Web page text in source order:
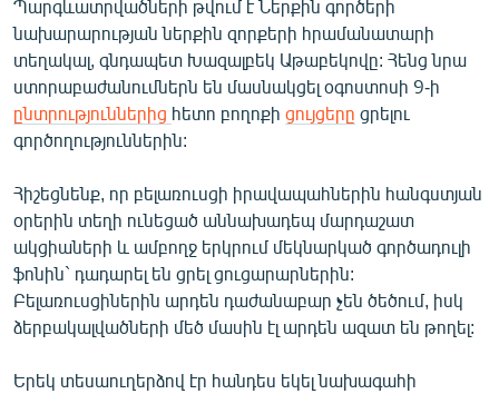
Պարգևատրվածների թվում է Ներքին գործերի
նախարարության ներքին զորքերի հրամանատարի
տեղակալ, գնդապետ Խազալբեկ Աթաբեկովը: Հենց նրա
ստորաբաժանումներն են մասնակցել օգոստոսի 9-ի
ընտրություններից հետո բողոքի ցույցերը ցրելու
գործողություններին:
Հիշեցնենք, որ բելառուսցի իրավապահներին հանգստյան
օրերին տեղի ունեցած աննախադեպ մարդաշատ
ակցիաների և ամբողջ երկրում մեկնարկած գործադուլի
ֆոնին` դադարել են ցրել ցուցարարներին:
Բելառուսցիներին արդեն դաժանաբար չեն ծեծում, իսկ
ձերբակալվածների մեծ մասին էլ արդեն ազատ են թողել:
Երեկ տեսաուղերձով էր հանդես եկել նախագահի